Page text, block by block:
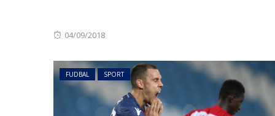
Posted
04/09/2018
FUDBAL SPORT